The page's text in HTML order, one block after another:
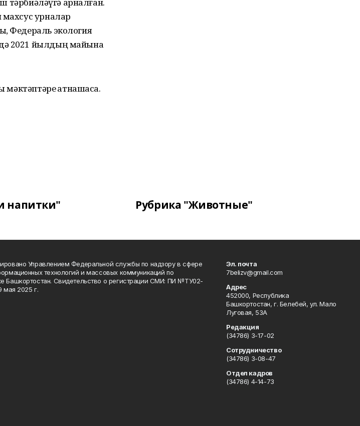
махсус урналар
Федераль экология
2021 йылдың майына
ҡатнашасаҡ.
напитки" Рубрика "Животные"
Управлением Федеральной службы по надзору в сфере
технологий и массовых коммуникаций по
Башкортостан. Свидетельство о регистрации СМИ: ПИ №ТУ02-
мая 2025 г.
Эл. почта
7belizv@gmail.com
Адрес
452000, Республика
Башкортостан, г. Белебей, ул. Мало
Луговая, 53А
Редакция
(34786) 3-17-02
Сотрудничество
(34786) 3-08-47
Отдел кадров
(34786) 4-14-73